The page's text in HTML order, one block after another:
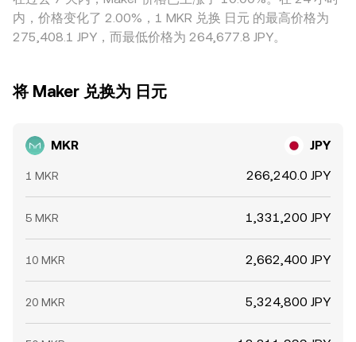
内，价格变化了 2.00%，1 MKR 兑换 日元 的最高价格为
275,408.1 JPY，而最低价格为 264,677.8 JPY。
将 Maker 兑换为 日元
MKR JPY
1 MKR 266,240.0 JPY
5 MKR 1,331,200 JPY
10 MKR 2,662,400 JPY
20 MKR 5,324,800 JPY